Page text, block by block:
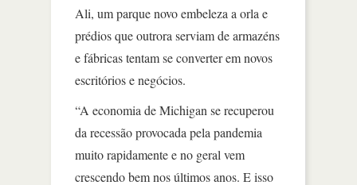
Ali, um parque novo embeleza a orla e
prédios que outrora serviam de armazéns
e fábricas tentam se converter em novos
escritórios e negócios.
“A economia de Michigan se recuperou
da recessão provocada pela pandemia
muito rapidamente e no geral vem
crescendo bem nos últimos anos. E isso